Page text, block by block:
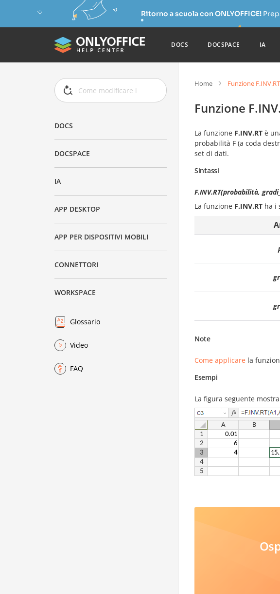
Ritorno a scuola con ONLYOFFICE!
DOCS DOCSPACE IA
DOCS
DOCSPACE
IA
APP DESKTOP
APP PER DISPOSITIVI MOBILI
CONNETTORI
WORKSPACE
Glossario
Video
FAQ
Home Funzione F.INV.RT
Funzione
La funzione F.INV.RT è
probabilità F (a coda
set di dati.
Sintassi
F.INV.RT(probabilità,
La funzione F.INV.RT ha i
Note
Come applicare la
Esempi
La figura seguente